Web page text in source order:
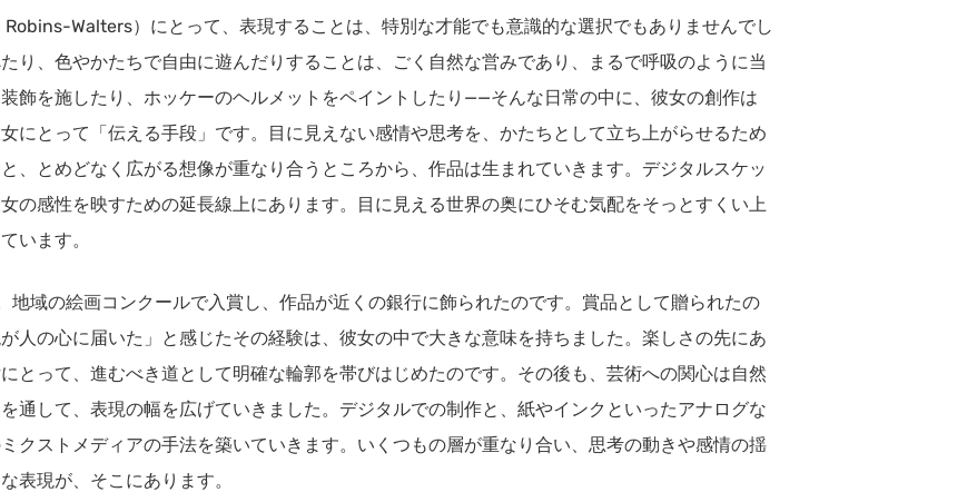
Robins-Walters）にとって、表現することは、特別な才能でも意識的な選択でもありませんでし
り、色やかたちで自由に遊んだりすることは、ごく自然な営みであり、まるで呼吸のように当
飾を施したり、ホッケーのヘルメットをペイントしたり——そんな日常の中に、彼女の創作は
にとって「伝える手段」です。目に見えない感情や思考を、かたちとして立ち上がらせるため
、とめどなく広がる想像が重なり合うところから、作品は生まれていきます。デジタルスケッ
の感性を映すための延長線上にあります。目に見える世界の奥にひそむ気配をそっとすくい上
います。
地域の絵画コンクールで入賞し、作品が近くの銀行に飾られたのです。賞品として贈られたの
人の心に届いた」と感じたその経験は、彼女の中で大きな意味を持ちました。楽しさの先にあ
とって、進むべき道として明確な輪郭を帯びはじめたのです。その後も、芸術への関心は自然
通して、表現の幅を広げていきました。デジタルでの制作と、紙やインクといったアナログな
クストメディアの手法を築いていきます。いくつもの層が重なり合い、思考の動きや感情の揺
表現が、そこにあります。